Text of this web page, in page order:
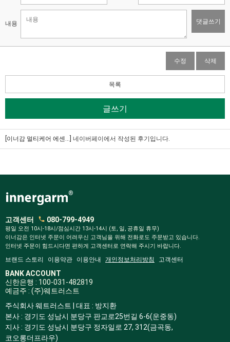
내용 댓글쓰기
수정 삭제
목록
글쓰기
[이너감 멀티케어 에센...] 네이버페이에서 작성된 후기입니다.
고객센터 080-799-4949
평일 오전 10시-18시/점심시간 13시-14시 (토, 일, 공휴일 휴무)
이너감은 인터넷 주문이 어려우신 고객님을 위해 전화로도 주문받고 있습니다.
인터넷 주문이 힘드시다면 편하게 고객센터로 연락해 주시기 바랍니다.
브랜드 스토리 이용약관 이용안내 개인정보처리방침 고객센터
BANK ACCOUNT
신한은행 : 100-031-482819
예금주 : (주)웨트러스트
주식회사 웨트러스트 | 대표 : 방지환
본사 : 경기도 성남시 분당구 판교로25번길 6-6(운중동)
지사 : 경기도 성남시 분당구 정자일로 27, 312(금곡동,
코오롱더프라우)